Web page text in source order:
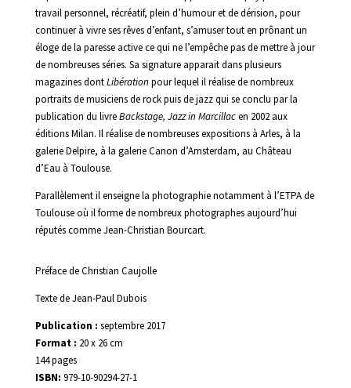
travail personnel, récréatif, plein d’humour et de dérision, pour
continuer à vivre ses rêves d’enfant, s’amuser tout en prônant un
éloge de la paresse active ce qui ne l’empêche pas de mettre à jour
de nombreuses séries. Sa signature apparait dans plusieurs
magazines dontLibérationpour lequel il réalise de nombreux
portraits de musiciens de rock puis de jazz qui se conclu par la
publication du livreBackstage, Jazz in Marcillacen 2002 aux
éditions Milan. Il réalise de nombreuses expositions à Arles, à la
galerie Delpire, à la galerie Canon d’Amsterdam, au Château
d’Eau à Toulouse.
Parallèlement il enseigne la photographie notamment à l’ETPA de
Toulouse où il forme de nombreux photographes aujourd’hui
réputés comme Jean-Christian Bourcart.
Préface de Christian Caujolle
Texte de Jean-Paul Dubois
Publication : septembre 2017
Format : 20 x 26 cm
144 pages
ISBN: 979-10-90294-27-1